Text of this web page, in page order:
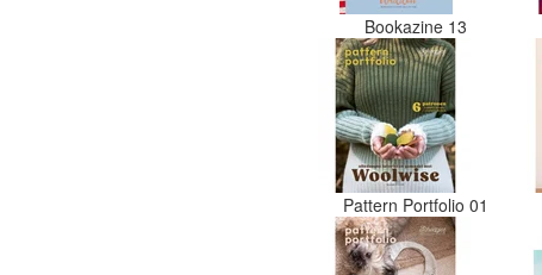
Bookazine 13
Pattern Portfolio 01